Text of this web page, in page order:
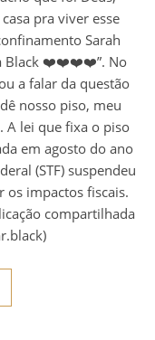
pra viver esse
Sarah
Black ❤️❤️❤️❤️”. No
a falar da questão
nosso piso, meu
A lei que fixa o piso
em agosto do ano
(STF) suspendeu
os impactos fiscais.
compartilhada